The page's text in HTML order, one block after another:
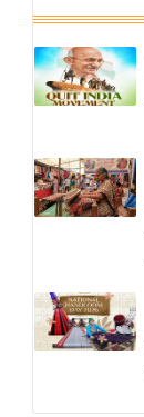
ऑटो
न्यूज